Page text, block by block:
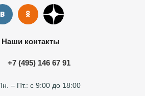
Наши контакты
+7 (495) 146 67 91
– Пт.: с 9:00 до 18:00